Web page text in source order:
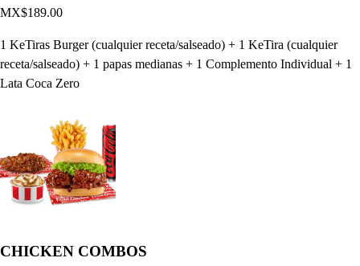
MX$189.00
1 KeTiras Burger (cualquier receta/salseado) + 1 KeTira (cualquier
receta/salseado) + 1 papas medianas + 1 Complemento Individual + 1
Lata Coca Zero
CHICKEN COMBOS